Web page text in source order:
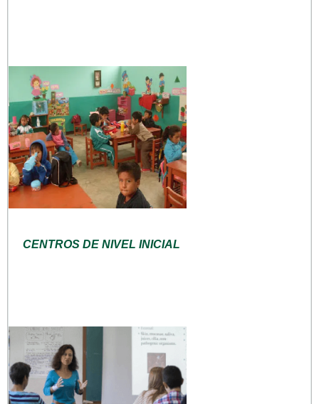
CENTROS DE NIVEL INICIAL